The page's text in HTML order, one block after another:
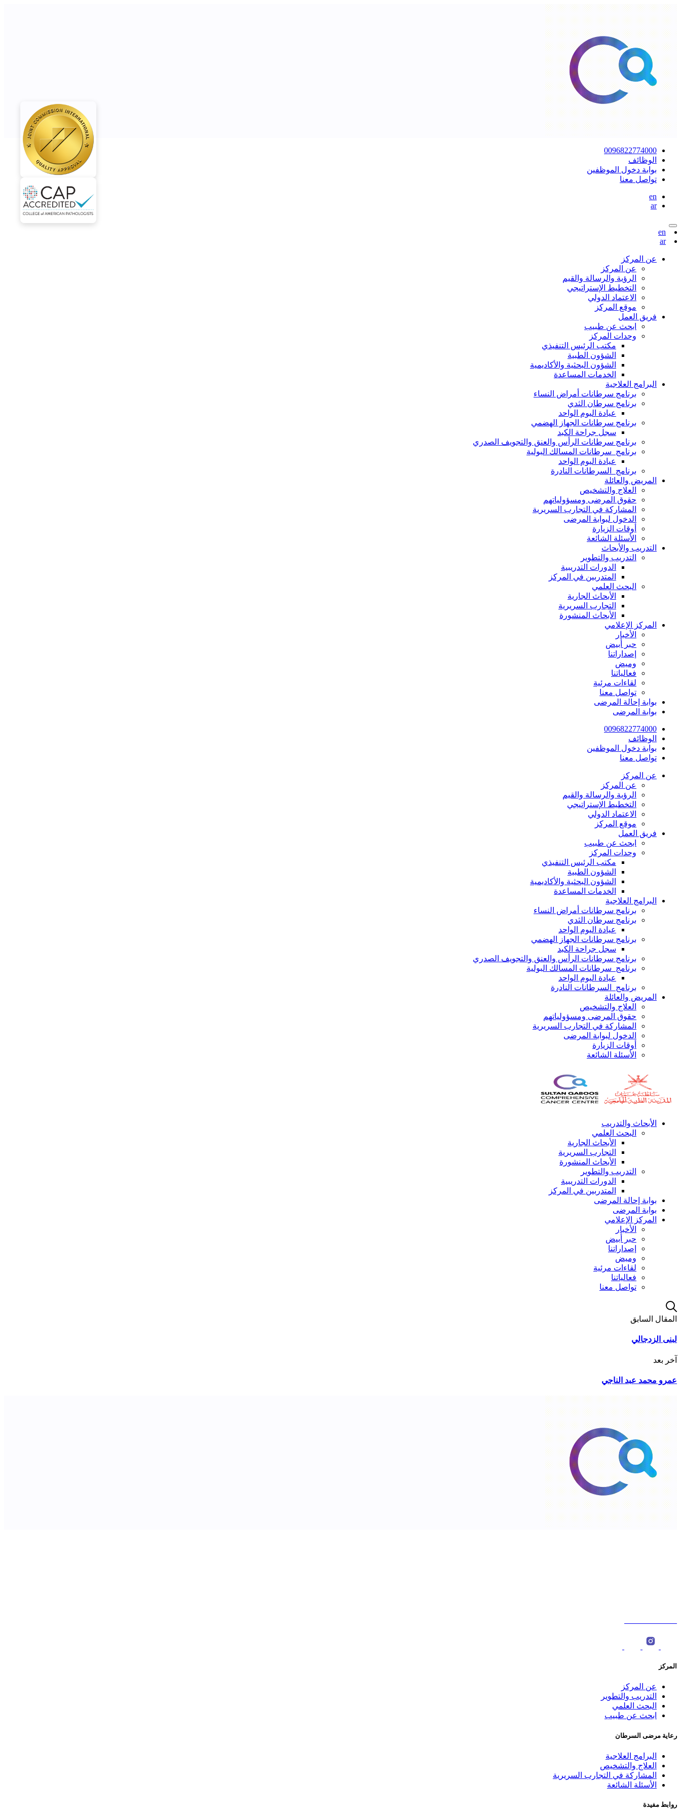
0096822774000
الوظائف
بوابة دخول الموظفين
تواصل معنا
en
ar
en
ar
عن المركز
عن المركز
الرؤية والرسالة والقيم
التخطيط الإستراتيجي
الاعتماد الدولي
موقع المركز
فريق العمل
ابحث عن طبيب
وحدات المركز
مكتب الرئيس التنفيذي
الشؤون الطبية
الشؤون البحثية والأكاديمية
الخدمات المساعدة
البرامج العلاجية
برنامج سرطانات أمراض النساء
برنامج سرطان الثدي
عيادة اليوم الواحد
برنامج سرطانات الجهاز الهضمي
سجل جراحة الكبد
برنامج سرطانات الرأس والعنق والتجويف الصدري
برنامج سرطانات المسالك البولية
عيادة اليوم الواحد
برنامج السرطانات النادرة
المريض والعائلة
العلاج والتشخيص
حقوق المرضى ومسؤولياتهم
المشاركة في التجارب السريرية
الدخول لبوابة المرضى
أوقات الزيارة
الأسئلة الشائعة
التدريب والأبحاث
التدريب والتطوير
الدورات التدريبية
المتدربين في المركز
البحث العلمي
الأبحاث الجارية
التجارب السريرية
الأبحاث المنشورة
المركز الإعلامي
الأخبار
حبر أبيض
إصداراتنا
وميض
فعالياتنا
لقاءات مرئية
تواصل معنا
بوابة إحالة المرضى
بوابة المرضى
0096822774000
الوظائف
بوابة دخول الموظفين
تواصل معنا
عن المركز
عن المركز
الرؤية والرسالة والقيم
التخطيط الإستراتيجي
الاعتماد الدولي
موقع المركز
فريق العمل
ابحث عن طبيب
وحدات المركز
مكتب الرئيس التنفيذي
الشؤون الطبية
الشؤون البحثية والأكاديمية
الخدمات المساعدة
البرامج العلاجية
برنامج سرطانات أمراض النساء
برنامج سرطان الثدي
عيادة اليوم الواحد
برنامج سرطانات الجهاز الهضمي
سجل جراحة الكبد
برنامج سرطانات الرأس والعنق والتجويف الصدري
برنامج سرطانات المسالك البولية
عيادة اليوم الواحد
برنامج السرطانات النادرة
المريض والعائلة
العلاج والتشخيص
حقوق المرضى ومسؤولياتهم
المشاركة في التجارب السريرية
الدخول لبوابة المرضى
أوقات الزيارة
الأسئلة الشائعة
الأبحاث والتدريب
البحث العلمي
الأبحاث الجارية
التجارب السريرية
الأبحاث المنشورة
التدريب والتطوير
الدورات التدريبية
المتدربين في المركز
بوابة إحالة المرضى
بوابة المرضى
المركز الإعلامي
الأخبار
حبر أبيض
إصداراتنا
وميض
لقاءات مرئية
فعالياتنا
تواصل معنا
المقال السابق
لبنى الزدجالي
آخر بعد
عمرو محمد عبد الناجي
المركز
عن المركز
التدريب والتطوير
البحث العلمي
ابحث عن طبيب
رعاية مرضى السرطان
البرامج العلاجية
العلاج والتشخيص
المشاركة في التجارب السريرية
الأسئلة الشائعة
روابط مفيدة